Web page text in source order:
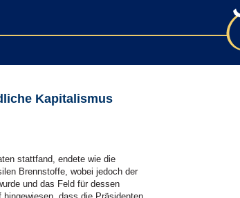
Kapitalismus
stattfand, endete wie die
Brennstoffe, wobei jedoch der
und das Feld für dessen